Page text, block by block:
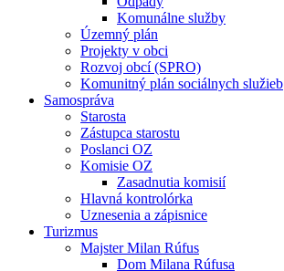
Komunálne služby
Územný plán
Projekty v obci
Rozvoj obcí (SPRO)
Komunitný plán sociálnych služieb
Samospráva
Starosta
Zástupca starostu
Poslanci OZ
Komisie OZ
Zasadnutia komisií
Hlavná kontrolórka
Uznesenia a zápisnice
Turizmus
Majster Milan Rúfus
Dom Milana Rúfusa